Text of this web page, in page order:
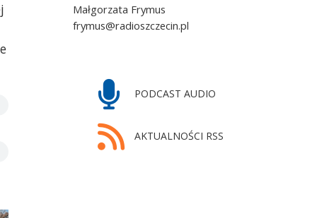
Małgorzata Frymus
frymus@radioszczecin.pl
PODCAST AUDIO
AKTUALNOŚCI RSS